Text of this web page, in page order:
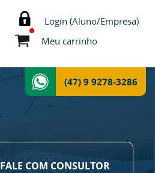
Login (Aluno/Empresa)
Meu carrinho
(47) 9 9278-3286
FALE COM CONSULTOR